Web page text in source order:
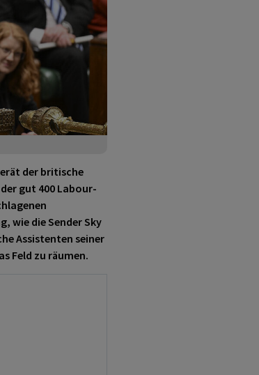
der britische
gut 400 Labour-
wie die Sender Sky
Assistenten seiner
Feld zu räumen.